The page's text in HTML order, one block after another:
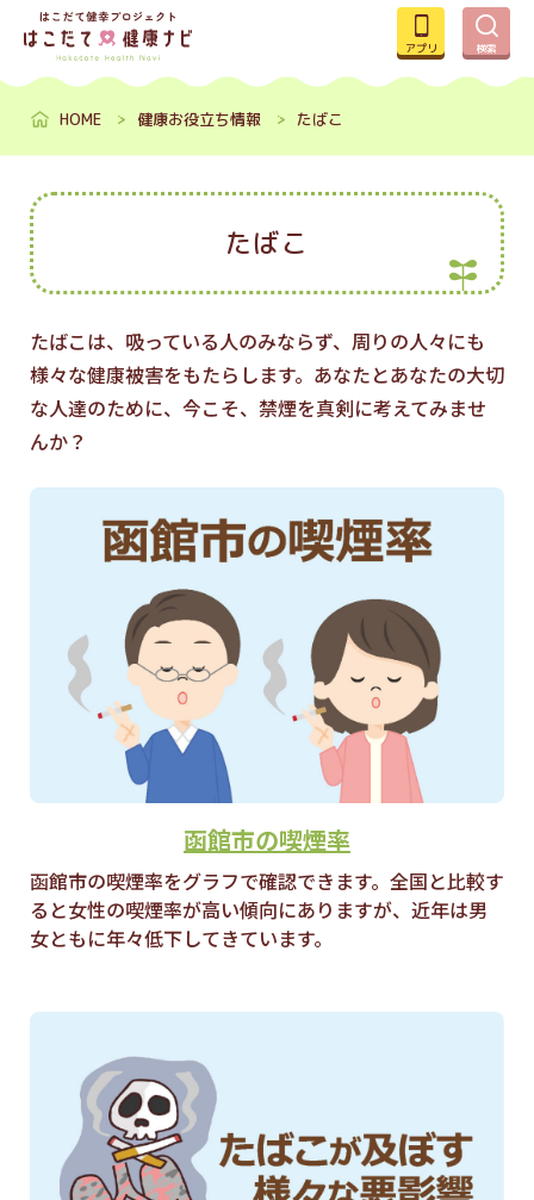
アプリ 検索
HOME 健康お役立ち情報 たばこ
たばこ
たばこは、吸っている人のみならず、周りの人々にも
様々な健康被害をもたらします。あなたとあなたの大切
な人達のために、今こそ、禁煙を真剣に考えてみませ
んか？
函館市の喫煙率
函館市の喫煙率をグラフで確認できます。全国と比較す
ると女性の喫煙率が高い傾向にありますが、近年は男
女ともに年々低下してきています。